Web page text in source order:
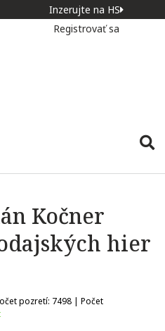
Inzerujte na HS
Registrovať sa
Kočner
hier
pozretí: 7498 | Počet